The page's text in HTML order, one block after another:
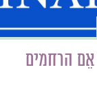
אֵם הרחמים